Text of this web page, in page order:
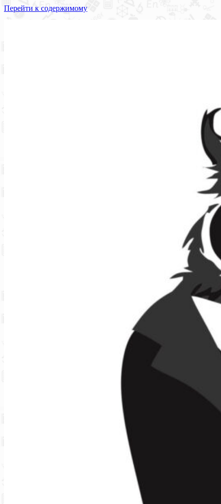
Перейти к содержимому